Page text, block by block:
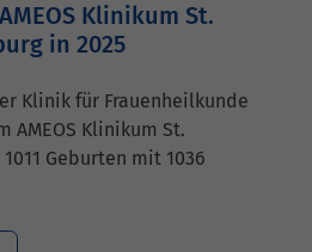
Klinikum St.
in 2025
Klinik für Frauenheilkunde
AMEOS Klinikum St.
Geburten mit 1036